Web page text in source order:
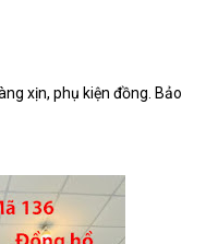
xịn, phụ kiện đồng. Bảo